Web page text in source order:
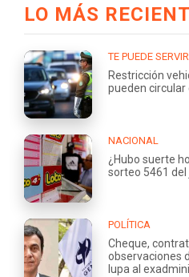
LO MÁS
TE PUEDE SERVIR
Restricción
pueden circular
NACIONAL
¿Hubo suerte
sorteo 5461
POLÍTICA
Cheque,
observaciones
lupa al